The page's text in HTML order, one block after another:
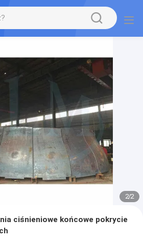
2/2
ciśnieniowe końcowe pokrycie